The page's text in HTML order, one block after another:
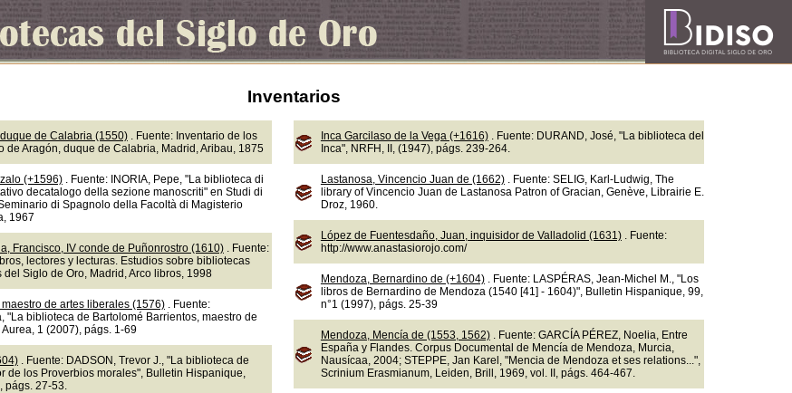
Inventarios
de Calabria (1550). Fuente: Inventario de los
de Aragón, duque de Calabria, Madrid, Aribau, 1875
(+1596). Fuente: INORIA, Pepe, "La biblioteca di
decatalogo della sezione manoscriti" en Studi di
di Spagnolo della Facoltà di Magisterio
1967
Francisco, IV conde de Puñonrostro (1610). Fuente:
lectores y lecturas. Estudios sobre bibliotecas
Siglo de Oro, Madrid, Arco libros, 1998
de artes liberales (1576). Fuente:
"La biblioteca de Bartolomé Barrientos, maestro de
1 (2007), págs. 1-69
. Fuente: DADSON, Trevor J., "La biblioteca de
de los Proverbios morales", Bulletin Hispanique,
págs. 27-53.
Inca Garcilaso de la Vega (+1616). Fuente: DURAND, José, "La biblioteca del
Inca", NRFH, II, (1947), págs. 239-264.
Lastanosa, Vincencio Juan de (1662). Fuente: SELIG, Karl-Ludwig, The
library of Vincencio Juan de Lastanosa Patron of Gracian, Genève, Librairie E.
Droz, 1960.
López de Fuentesdaño, Juan, inquisidor de Valladolid (1631). Fuente:
http://www.anastasiorojo.com/
Mendoza, Bernardino de (+1604). Fuente: LASPÉRAS, Jean-Michel M., "Los
libros de Bernardino de Mendoza (1540 [41] - 1604)", Bulletin Hispanique, 99,
n°1 (1997), págs. 25-39
Mendoza, Mencía de (1553, 1562). Fuente: GARCÍA PÉREZ, Noelia, Entre
España y Flandes. Corpus Documental de Mencía de Mendoza, Murcia,
Nausícaa, 2004; STEPPE, Jan Karel, "Mencia de Mendoza et ses relations...",
Scrinium Erasmianum, Leiden, Brill, 1969, vol. II, págs. 464-467.